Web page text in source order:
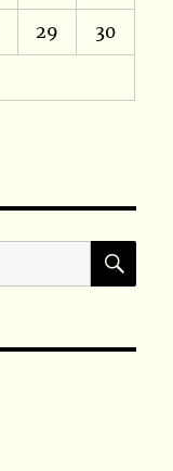
29 30